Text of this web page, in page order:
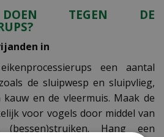
TEGEN DE
in
een aantal
de sluipwesp en sluipvlieg,
en de vleermuis. Maak de
voor vogels door middel van
Hang een